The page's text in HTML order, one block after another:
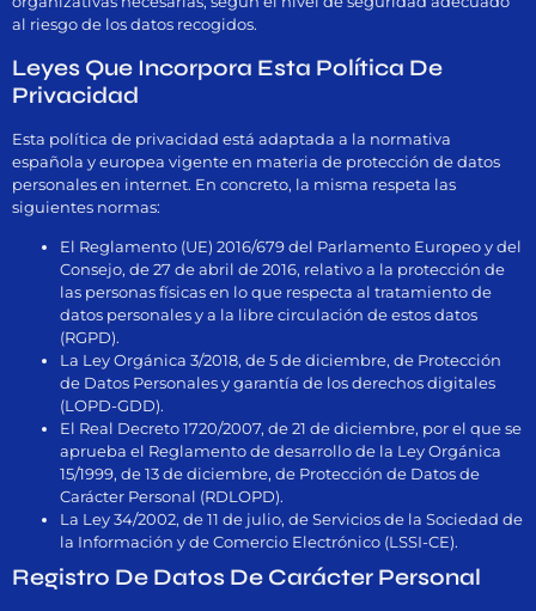
al riesgo de los datos recogidos.
Leyes Que Incorpora Esta Política De
Privacidad
Esta política de privacidad está adaptada a la normativa
española y europea vigente en materia de protección de datos
personales en internet. En concreto, la misma respeta las
siguientes normas:
El Reglamento (UE) 2016/679 del Parlamento Europeo y del
Consejo, de 27 de abril de 2016, relativo a la protección de
las personas físicas en lo que respecta al tratamiento de
datos personales y a la libre circulación de estos datos
(RGPD).
La Ley Orgánica 3/2018, de 5 de diciembre, de Protección
de Datos Personales y garantía de los derechos digitales
(LOPD-GDD).
El Real Decreto 1720/2007, de 21 de diciembre, por el que se
aprueba el Reglamento de desarrollo de la Ley Orgánica
15/1999, de 13 de diciembre, de Protección de Datos de
Carácter Personal (RDLOPD).
La Ley 34/2002, de 11 de julio, de Servicios de la Sociedad de
la Información y de Comercio Electrónico (LSSI-CE).
Registro De Datos De Carácter Personal